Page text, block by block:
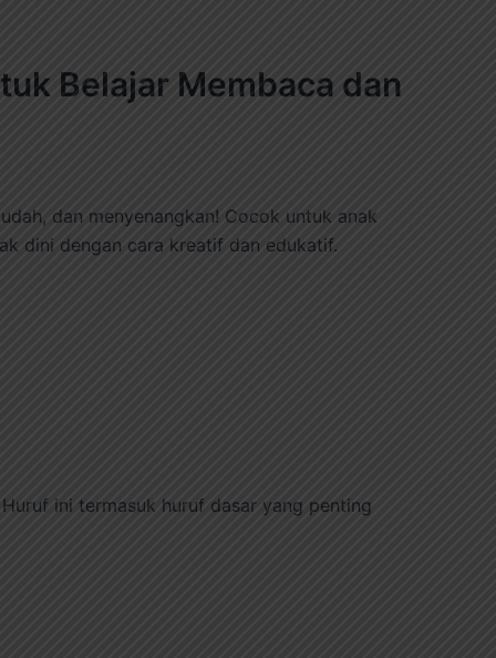
Belajar Membaca dan
dan menyenangkan! Cocok untuk anak
dini dengan cara kreatif dan edukatif.
ini termasuk huruf dasar yang penting